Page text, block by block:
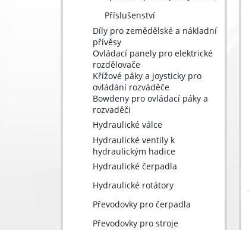
Příslušenství
Díly pro zemědělské a nákladní
přívěsy
Ovládací panely pro elektrické
rozdělovače
Křížové páky a joysticky pro
ovládání rozváděče
Bowdeny pro ovládací páky a
rozvaděči
Hydraulické válce
Hydraulické ventily k
hydraulickým hadice
Hydraulické čerpadla
Hydraulické rotátory
Převodovky pro čerpadla
Převodovky pro stroje